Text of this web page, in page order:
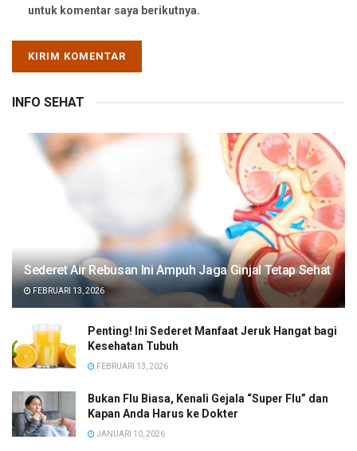
untuk komentar saya berikutnya.
INFO SEHAT
Sederet Air Rebusan Ini Ampuh Jaga Ginjal Tetap Sehat
FEBRUARI 13, 2026
Penting! Ini Sederet Manfaat Jeruk Hangat bagi
Kesehatan Tubuh
FEBRUARI 13, 2026
Bukan Flu Biasa, Kenali Gejala “Super Flu” dan
Kapan Anda Harus ke Dokter
JANUARI 10, 2026